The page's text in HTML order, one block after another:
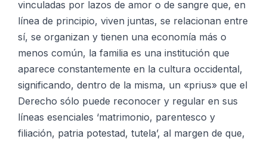
vinculadas por lazos de amor o de sangre que, en
línea de principio, viven juntas, se relacionan entre
sí, se organizan y tienen una economía más o
menos común, la familia es una institución que
aparece constantemente en la cultura occidental,
significando, dentro de la misma, un «prius» que el
Derecho sólo puede reconocer y regular en sus
líneas esenciales ‘matrimonio, parentesco y
filiación, patria potestad, tutela’, al margen de que,